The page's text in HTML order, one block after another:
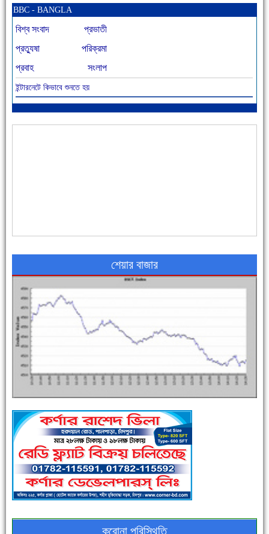
আজ বিশিষ্ট শিক্ষাবিদ এ.টি. আহমেদ হোসাইন রুশদীর ৪৬তম মৃত্যুবার্ষিকী
এক সপ্তাহে শনাক্ত বেড়েছে ৫৫%, মৃত্যু ৪৬%
পুলিশ সদস্যদের জন্যে এসপির মৌসুমি ফল উপহার
BBC - BANGLA
বিশ্ব সংবাদ
প্রভাতী
প্রত্যুষা
পরিক্রমা
প্রবাহ
সংলাপ
ইন্টারনেটে কিভাবে শুনতে হয়
শেয়ার বাজার
করোনা পরিস্থিতি